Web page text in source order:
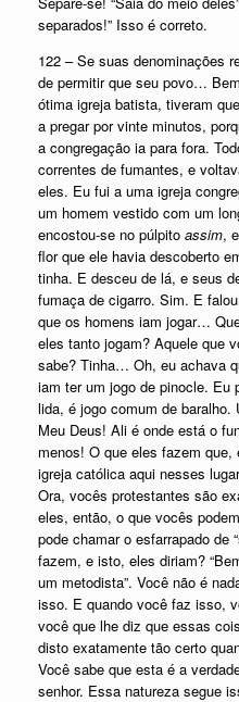
separados!” Isso é correto.
122 – Se suas denominações
de permitir que seu povo…
ótima igreja batista, tiveram
a pregar por vinte minutos,
a congregação ia para fora.
correntes de fumantes, e
eles. Eu fui a uma igreja
um homem vestido com um
encostou-se no púlpito assim,
flor que ele havia descoberto
tinha. E desceu de lá, e seus
fumaça de cigarro. Sim. E
que os homens iam jogar…
eles tanto jogam? Aquele que
sabe? Tinha… Oh, eu achava
iam ter um jogo de pinocle. Eu
lida, é jogo comum de baralho.
Meu Deus! Ali é onde está o
menos! O que eles fazem
igreja católica aqui nesses
Ora, vocês protestantes são
eles, então, o que vocês
pode chamar o esfarrapado de
fazem, e isto, eles diriam?
um metodista”. Você não é
isso. E quando você faz isso,
você que lhe diz que essas
disto exatamente tão certo
Você sabe que esta é a
senhor. Essa natureza segue